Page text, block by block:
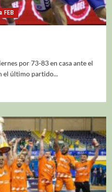
FEB
por 73-83 en casa ante el
el último partido...